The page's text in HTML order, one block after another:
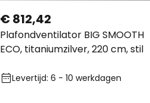
Plafondventilator BIG SMOOTH
ECO, titaniumzilver, 220 cm, stil
€ 812,42
Levertijd: 6 - 10 werkdagen